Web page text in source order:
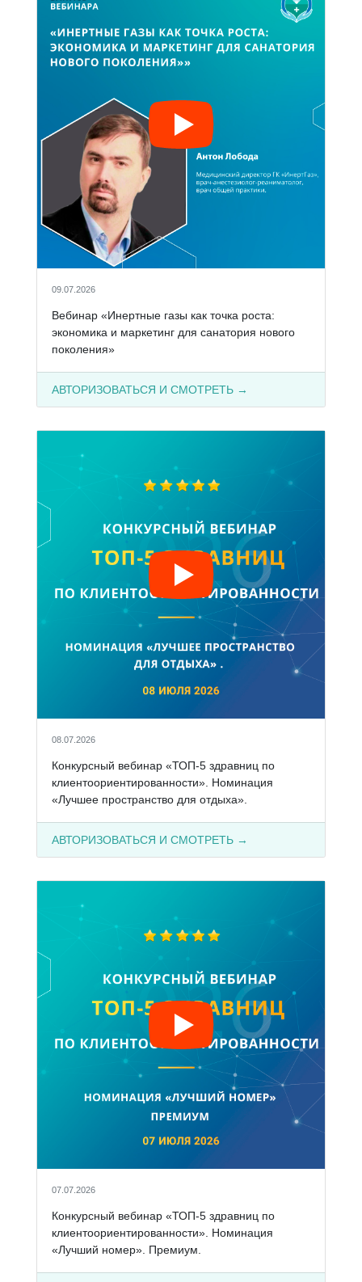
09.07.2026
Вебинар «Инертные газы как точка роста:
экономика и маркетинг для санатория нового
поколения»
АВТОРИЗОВАТЬСЯ И СМОТРЕТЬ →
08.07.2026
Конкурсный вебинар «ТОП-5 здравниц по
клиентоориентированности». Номинация
«Лучшее пространство для отдыха».
АВТОРИЗОВАТЬСЯ И СМОТРЕТЬ →
07.07.2026
Конкурсный вебинар «ТОП-5 здравниц по
клиентоориентированности». Номинация
«Лучший номер». Премиум.